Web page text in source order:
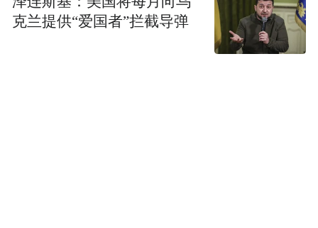
克兰提供“爱国者”拦截导弹